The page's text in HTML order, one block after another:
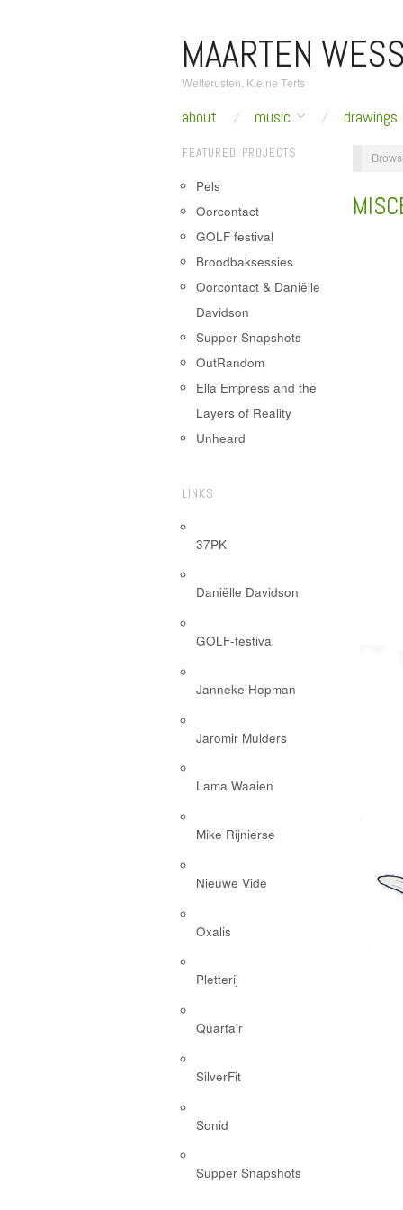
MAARTEN
Welterusten, Kleine Terts
about music drawings
FEATURED PROJECTS
Pels
Oorcontact
GOLF festival
Broodbaksessies
Oorcontact & Daniëlle
Davidson
Supper Snapshots
OutRandom
Ella Empress and the
Layers of Reality
Unheard
LINKS
37PK
Daniëlle Davidson
GOLF-festival
Janneke Hopman
Jaromir Mulders
Lama Waaien
Mike Rijnierse
Nieuwe Vide
Oxalis
Pletterij
Quartair
SilverFit
Sonid
Supper Snapshots